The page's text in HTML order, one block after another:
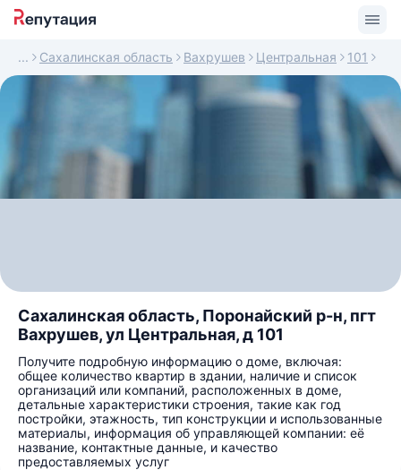
Сахалинская область Вахрушев Центральная 101
Сахалинская область, Поронайский р-н, пгт
Вахрушев, ул Центральная, д 101
Получите подробную информацию о доме, включая:
общее количество квартир в здании, наличие и список
организаций или компаний, расположенных в доме,
детальные характеристики строения, такие как год
постройки, этажность, тип конструкции и использованные
материалы, информация об управляющей компании: её
название, контактные данные, и качество
предоставляемых услуг